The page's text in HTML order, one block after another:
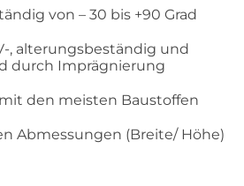
von – 30 bis +90 Grad
, alterungsbeständig und
durch Imprägnierung
den meisten Baustoffen
Abmessungen (Breite/ Höhe)